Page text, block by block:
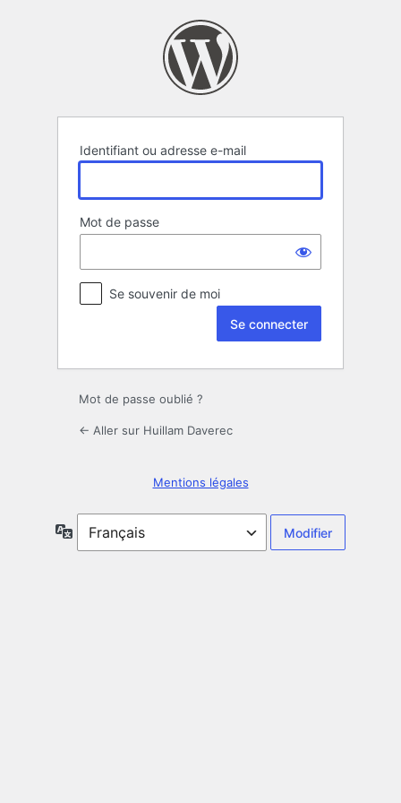
Identifiant ou adresse e-mail
Mot de passe
Se souvenir de moi
Mot de passe oublié ?
← Aller sur Huillam Daverec
Mentions légales
Langue